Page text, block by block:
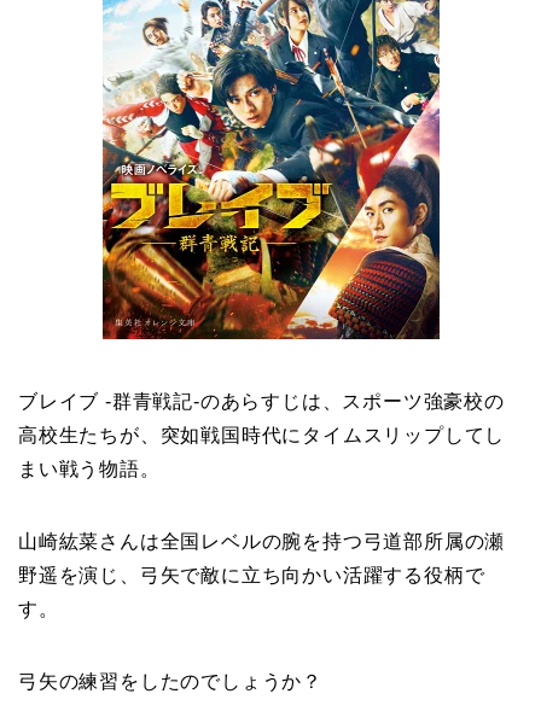
ブレイブ -群青戦記-のあらすじは、スポーツ強豪校の
高校生たちが、突如戦国時代にタイムスリップしてし
まい戦う物語。
山崎紘菜さんは全国レベルの腕を持つ弓道部所属の瀬
野遥を演じ、弓矢で敵に立ち向かい活躍する役柄で
す。
弓矢の練習をしたのでしょうか？